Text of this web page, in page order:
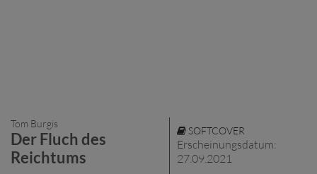
Tom Burgis
Der Fluch des
Reichtums
SOFTCOVER
Erscheinungsdatum:
27.09.2021